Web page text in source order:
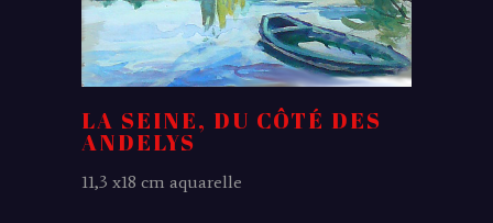
LA SEINE, DU CÔTÉ DES
ANDELYS
11,3 x18 cm aquarelle